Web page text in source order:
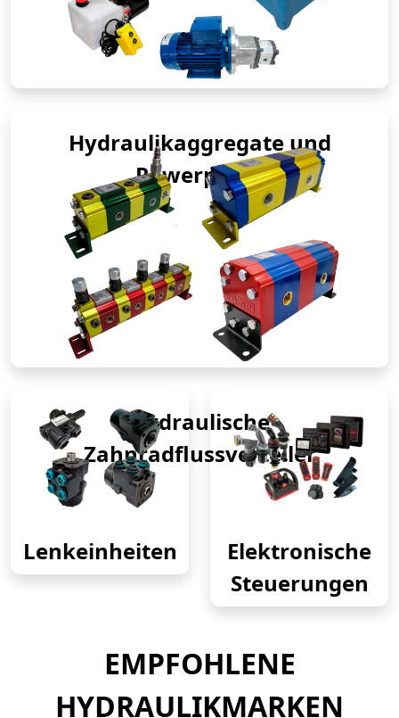
Hydraulikaggregate und
Powerpacks
Hydraulische
Zahnradflussverteiler
Lenkeinheiten
Elektronische
Steuerungen
EMPFOHLENE
HYDRAULIKMARKEN